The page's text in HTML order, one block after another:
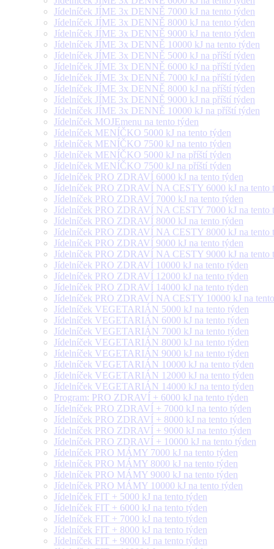
Jídelníček JÍME 3x DENNĚ 7000 kJ na tento týden
Jídelníček JÍME 3x DENNĚ 8000 kJ na tento týden
Jídelníček JÍME 3x DENNĚ 9000 kJ na tento týden
Jídelníček JÍME 3x DENNĚ 10000 kJ na tento týden
Jídelníček JÍME 3x DENNĚ 5000 kJ na příští týden
Jídelníček JÍME 3x DENNĚ 6000 kJ na příští týden
Jídelníček JÍME 3x DENNĚ 7000 kJ na příští týden
Jídelníček JÍME 3x DENNĚ 8000 kJ na příští týden
Jídelníček JÍME 3x DENNĚ 9000 kJ na příští týden
Jídelníček JÍME 3x DENNĚ 10000 kJ na příští týden
Jídelníček MOJEmenu na tento týden
Jídelníček MENÍČKO 5000 kJ na tento týden
Jídelníček MENÍČKO 7500 kJ na tento týden
Jídelníček MENÍČKO 5000 kJ na příští týden
Jídelníček MENÍČKO 7500 kJ na příští týden
Jídelníček PRO ZDRAVÍ 6000 kJ na tento týden
Jídelníček PRO ZDRAVÍ NA CESTY 6000 kJ na tento
Jídelníček PRO ZDRAVÍ 7000 kJ na tento týden
Jídelníček PRO ZDRAVÍ NA CESTY 7000 kJ na tento
Jídelníček PRO ZDRAVÍ 8000 kJ na tento týden
Jídelníček PRO ZDRAVÍ NA CESTY 8000 kJ na tento
Jídelníček PRO ZDRAVÍ 9000 kJ na tento týden
Jídelníček PRO ZDRAVÍ NA CESTY 9000 kJ na tento
Jídelníček PRO ZDRAVÍ 10000 kJ na tento týden
Jídelníček PRO ZDRAVÍ 12000 kJ na tento týden
Jídelníček PRO ZDRAVÍ 14000 kJ na tento týden
Jídelníček PRO ZDRAVÍ NA CESTY 10000 kJ na
Jídelníček VEGETARIÁN 5000 kJ na tento týden
Jídelníček VEGETARIÁN 6000 kJ na tento týden
Jídelníček VEGETARIÁN 7000 kJ na tento týden
Jídelníček VEGETARIÁN 8000 kJ na tento týden
Jídelníček VEGETARIÁN 9000 kJ na tento týden
Jídelníček VEGETARIÁN 10000 kJ na tento týden
Jídelníček VEGETARIÁN 12000 kJ na tento týden
Jídelníček VEGETARIÁN 14000 kJ na tento týden
Program: PRO ZDRAVÍ + 6000 kJ na tento týden
Jídelníček PRO ZDRAVÍ + 7000 kJ na tento týden
Jídelníček PRO ZDRAVÍ + 8000 kJ na tento týden
Jídelníček PRO ZDRAVÍ + 9000 kJ na tento týden
Jídelníček PRO ZDRAVÍ + 10000 kJ na tento týden
Jídelníček PRO MÁMY 7000 kJ na tento týden
Jídelníček PRO MÁMY 8000 kJ na tento týden
Jídelníček PRO MÁMY 9000 kJ na tento týden
Jídelníček PRO MÁMY 10000 kJ na tento týden
Jídelníček FIT + 5000 kJ na tento týden
Jídelníček FIT + 6000 kJ na tento týden
Jídelníček FIT + 7000 kJ na tento týden
Jídelníček FIT + 8000 kJ na tento týden
Jídelníček FIT + 9000 kJ na tento týden